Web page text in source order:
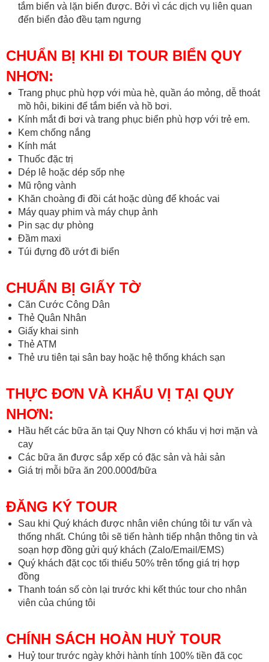
tắm biển và lặn biển được. Bởi vì các dịch vụ liên quan
đến biển đảo đều tạm ngưng
CHUẨN BỊ KHI ĐI TOUR BIỂN QUY
NHƠN:
Trang phục phù hợp với mùa hè, quần áo mỏng, dễ thoát
mồ hôi, bikini để tắm biển và hồ bơi.
Kính mắt đi bơi và trang phục biển phù hợp với trẻ em.
Kem chống nắng
Kính mát
Thuốc đặc trị
Dép lê hoặc dép sốp nhẹ
Mũ rộng vành
Khăn choàng đi đồi cát hoặc dùng để khoác vai
Máy quay phim và máy chụp ảnh
Pin sạc dự phòng
Đầm maxi
Túi đựng đồ ướt đi biển
CHUẨN BỊ GIẤY TỜ
Căn Cước Công Dân
Thẻ Quân Nhân
Giấy khai sinh
Thẻ ATM
Thẻ ưu tiên tại sân bay hoặc hệ thống khách sạn
THỰC ĐƠN VÀ KHẨU VỊ TẠI QUY
NHƠN:
Hầu hết các bữa ăn tại Quy Nhơn có khẩu vị hơi mặn và
cay
Các bữa ăn được sắp xếp có đặc sản và hải sản
Giá trị mỗi bữa ăn 200.000đ/bữa
ĐĂNG KÝ TOUR
Sau khi Quý khách được nhân viên chúng tôi tư vấn và
thống nhất. Chúng tôi sẽ tiến hành tiếp nhận thông tin và
soạn hợp đồng gửi quý khách (Zalo/Email/EMS)
Quý khách đặt cọc tối thiểu 50% trên tổng giá trị hợp
đồng
Thanh toán số còn lại trước khi kết thúc tour cho nhân
viên của chúng tôi
CHÍNH SÁCH HOÀN HUỶ TOUR
Huỷ tour trước ngày khởi hành tính 100% tiền đã cọc